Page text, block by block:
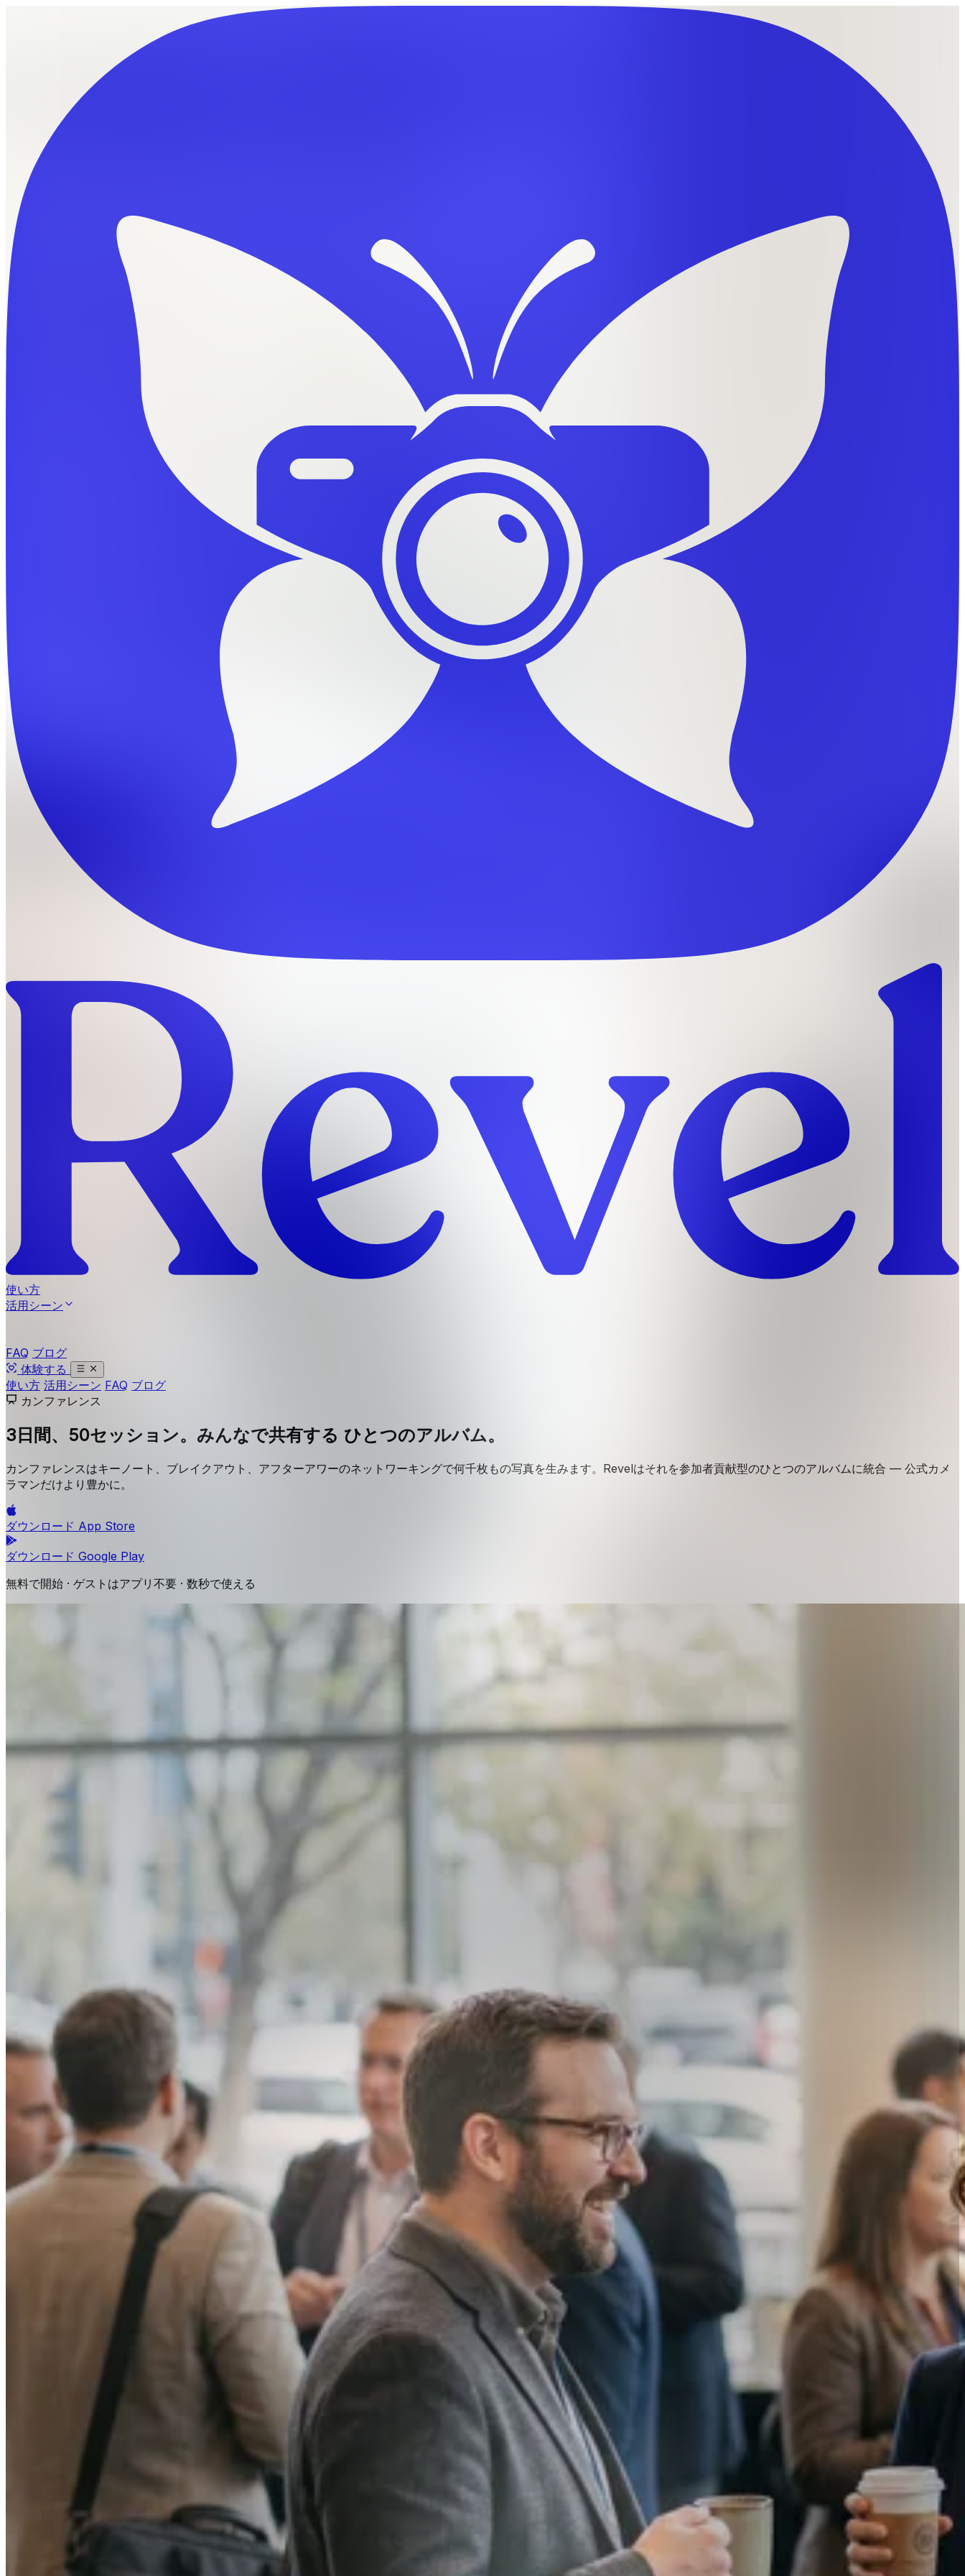
使い方
活用シーン
FAQ ブログ
体験する
使い方 活用シーン FAQ ブログ
カンファレンス
3日間、50セッション。 みんなで共有する ひとつのアルバム。
カンファレンスはキーノート、ブレイクアウト、アフターアワーのネットワーキングで何千枚もの写真を生みます。Revelはそれを参加者貢献型のひとつのアルバムに統合 — 公式カメ
ラマンだけより豊かに。
ダウンロード App Store
ダウンロード Google Play
無料で開始 · ゲストはアプリ不要 · 数秒で使える